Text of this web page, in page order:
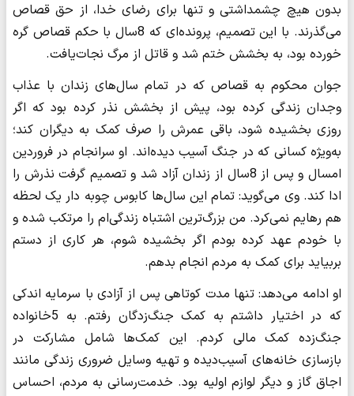
بدون هیچ چشمداشتی و تنها برای رضای خدا، از حق قصاص
می‌گذرند. با این تصمیم، پرونده‌ای که 8سال با حکم قصاص گره
خورده بود، به بخشش ختم شد و قاتل از مرگ نجات‌یافت.
جوان محکوم به قصاص که در تمام سال‌های زندان با عذاب
وجدان زندگی کرده بود، پیش از بخشش نذر کرده بود که اگر
روزی بخشیده شود، باقی عمرش را صرف کمک به دیگران کند؛
به‌ویژه کسانی که در جنگ آسیب دیده‌اند. او سرانجام در فروردین
امسال و پس از 8سال از زندان آزاد شد و تصمیم گرفت نذرش را
ادا کند. وی می‌گوید:‌ تمام این سال‌ها کابوس چوبه دار یک لحظه
هم رهایم نمی‌کرد. من بزرگ‌ترین اشتباه زندگی‌ام را مرتکب شده و
با خودم عهد کرده بودم اگر بخشیده شوم، هر کاری از دستم
بربیاید برای کمک به مردم انجام بدهم.
او ادامه می‌دهد: تنها مدت کوتاهی پس از آزادی با سرمایه اندکی
که در اختیار داشتم به کمک جنگ‌زدگان رفتم. به 5خانواده
جنگ‌زده کمک مالی کردم. این کمک‌ها شامل مشارکت در
بازسازی خانه‌های آسیب‌دیده و تهیه وسایل ضروری زندگی مانند
اجاق گاز و دیگر لوازم اولیه بود. خدمت‌رسانی به مردم، ‌احساس